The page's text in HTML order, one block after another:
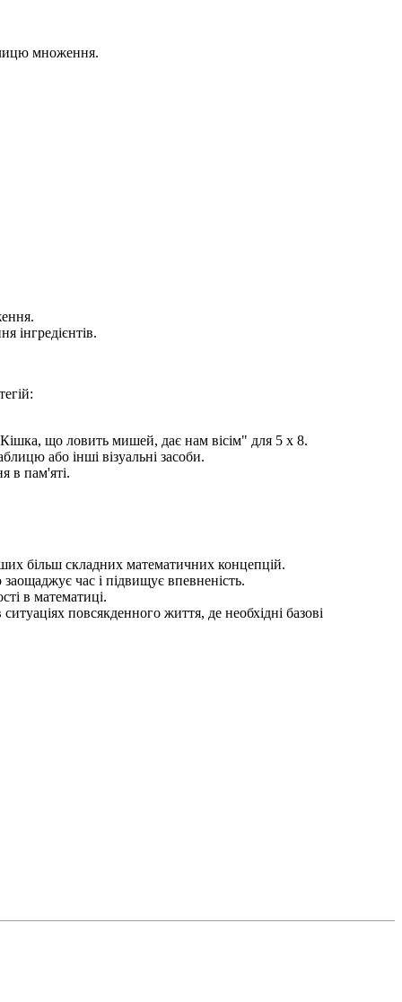
множення.
інгредієнтів.
що ловить мишей, дає нам вісім" для 5 x 8.
або інші візуальні засоби.
в пам'яті.
більш складних математичних концепцій.
час і підвищує впевненість.
в математиці.
повсякденного життя, де необхідні базові